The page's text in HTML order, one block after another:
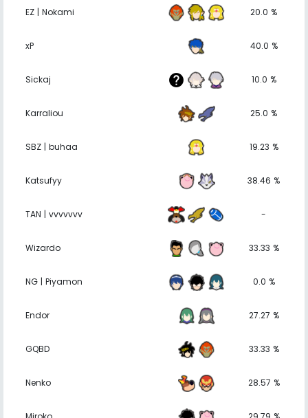
EZ | Nokami 20.0 %
xP 40.0 %
Sickaj 10.0 %
Karraliou 25.0 %
SBZ | buhaa 19.23 %
Katsufyy 38.46 %
TAN | vvvvvvv -
Wizardo 33.33 %
NG | Piyamon 0.0 %
Endor 27.27 %
GQBD 33.33 %
Nenko 28.57 %